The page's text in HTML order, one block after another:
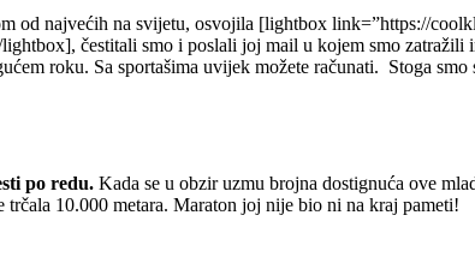
od najvećih na svijetu, osvojila [lightbox link=”https://
čestitali smo i poslali joj mail u kojem smo
roku. Sa sportašima uvijek možete računati. Stoga smo
po redu. Kada se u obzir uzmu brojna dostignuća ove
10.000 metara. Maraton joj nije bio ni na kraj pameti!